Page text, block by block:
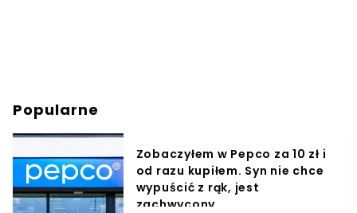
Popularne
Zobaczyłem w Pepco za 10 zł i
od razu kupiłem. Syn nie chce
wypuścić z rąk, jest
zachwycony